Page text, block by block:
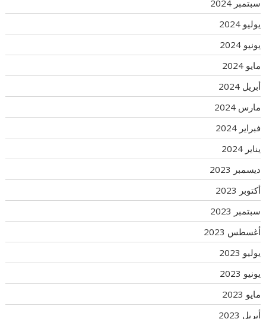
سبتمبر 2024
يوليو 2024
يونيو 2024
مايو 2024
أبريل 2024
مارس 2024
فبراير 2024
يناير 2024
ديسمبر 2023
أكتوبر 2023
سبتمبر 2023
أغسطس 2023
يوليو 2023
يونيو 2023
مايو 2023
أبريل 2023